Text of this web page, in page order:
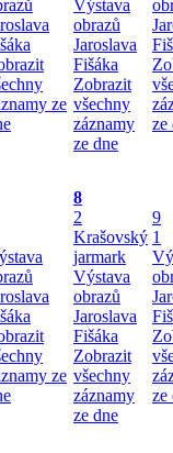
ze
Výstava
obrazů
Jaroslava
Fišáka
Zobrazit
všechny
záznamy
ze dne
ze
ze
8
2
Krašovský
jarmark
Výstava
obrazů
Jaroslava
Fišáka
Zobrazit
všechny
záznamy
ze dne
9
1
ze